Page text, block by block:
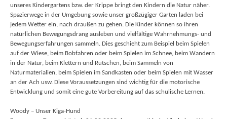
unseres Kindergartens bzw. der Krippe bringt den Kindern die Natur näher.
Spazierwege in der Umgebung sowie unser großzügiger Garten laden bei
jedem Wetter ein, nach draußen zu gehen. Die Kinder können so ihren
natürlichen Bewegungsdrang ausleben und vielfältige Wahrnehmungs- und
Bewegungserfahrungen sammeln. Dies geschieht zum Beispiel beim Spielen
auf der Wiese, beim Bobfahren oder beim Spielen im Schnee, beim Wandern
in der Natur, beim Klettern und Rutschen, beim Sammeln von
Naturmaterialien, beim Spielen im Sandkasten oder beim Spielen mit Wasser
an der Ach usw. Diese Voraussetzungen sind wichtig für die motorische
Entwicklung und somit eine gute Vorbereitung auf das schulische Lernen.
Woody – Unser Kiga-Hund